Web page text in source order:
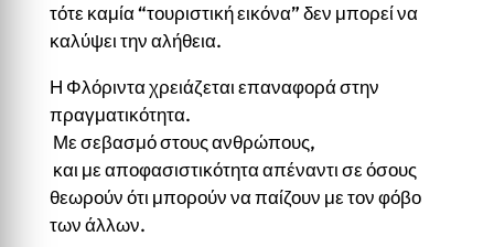
τότε καμία “τουριστική εικόνα” δεν μπορεί να
καλύψει την αλήθεια.
Η Φλόριντα χρειάζεται επαναφορά στην
πραγματικότητα.
Με σεβασμό στους ανθρώπους,
και με αποφασιστικότητα απέναντι σε όσους
θεωρούν ότι μπορούν να παίζουν με τον φόβο
των άλλων.